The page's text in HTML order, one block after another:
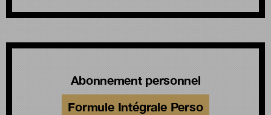
Abonnement personnel
Formule Intégrale Perso